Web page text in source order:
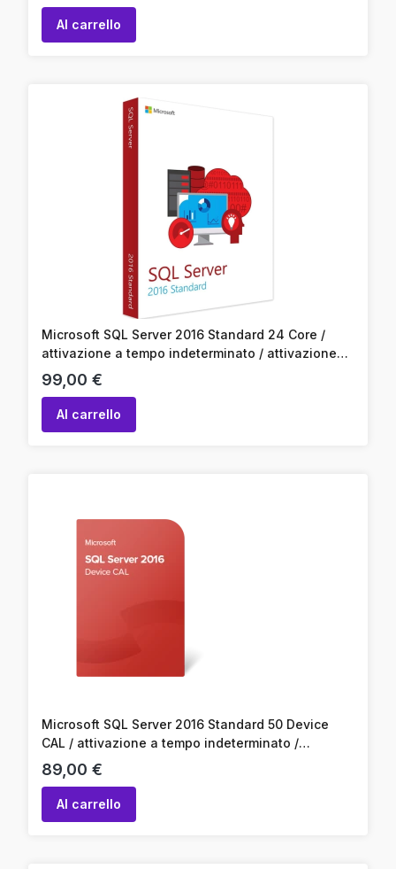
Al carrello
Microsoft SQL Server 2016 Standard 24 Core /
attivazione a tempo indeterminato / attivazione
online / codice prodotto
Prezzo
99,00 €
Al carrello
Microsoft SQL Server 2016 Standard 50 Device
CAL / attivazione a tempo indeterminato /
attivazione online / codice prodotto
Prezzo
89,00 €
Al carrello